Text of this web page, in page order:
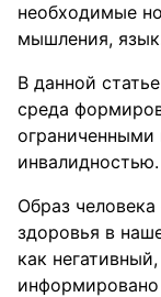
необходимые
мышления,
В данной
среда
инвалидностью.
Образ
здоровья в
как
информировано